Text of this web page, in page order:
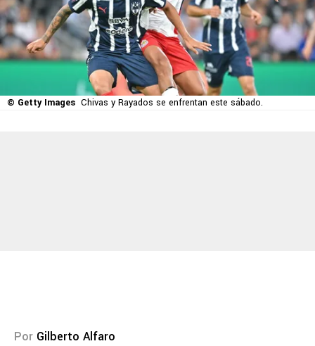
© Getty Images Chivas y Rayados se enfrentan este sábado.
Por Gilberto Alfaro